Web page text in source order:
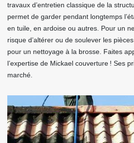
travaux d’entretien classique de la
permet de garder pendant longtemps
en tuile, en ardoise ou autres. Pour un
risque d’altérer ou de soulever les
pour un nettoyage à la brosse. Faites
l’expertise de Mickael couverture ! Ses
marché.